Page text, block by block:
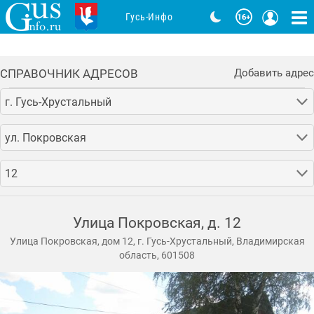
СПРАВОЧНИК АДРЕСОВ Добавить адрес
г. Гусь-Хрустальный
ул. Покровская
12
Улица Покровская, д. 12
Улица Покровская, дом 12, г. Гусь-Хрустальный, Владимирская
область, 601508
Гусь-Инфо